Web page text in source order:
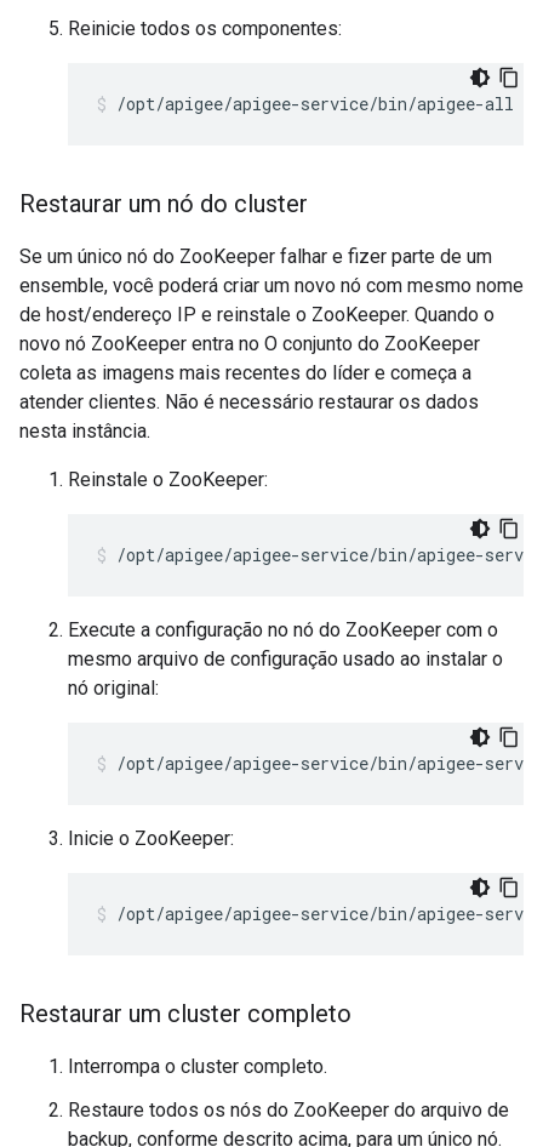
Reinicie todos os componentes:
/opt/apigee/apigee-service/bin/apigee-all
Restaurar um nó do cluster
Se um único nó do ZooKeeper falhar e fizer parte de um
ensemble, você poderá criar um novo nó com mesmo nome
de host/endereço IP e reinstale o ZooKeeper. Quando o
novo nó ZooKeeper entra no O conjunto do ZooKeeper
coleta as imagens mais recentes do líder e começa a
atender clientes. Não é necessário restaurar os dados
nesta instância.
Reinstale o ZooKeeper:
/opt/apigee/apigee-service/bin/apigee-
Execute a configuração no nó do ZooKeeper com o
mesmo arquivo de configuração usado ao instalar o
nó original:
/opt/apigee/apigee-service/bin/apigee-
Inicie o ZooKeeper:
/opt/apigee/apigee-service/bin/apigee-
Restaurar um cluster completo
Interrompa o cluster completo.
Restaure todos os nós do ZooKeeper do arquivo de
backup, conforme descrito acima, para um único nó.